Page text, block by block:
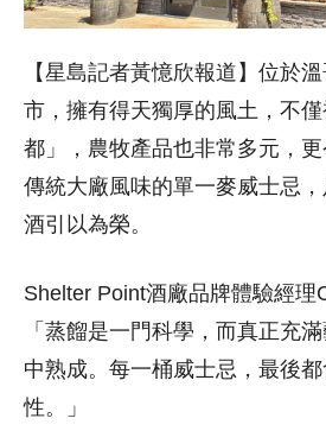
【星島記者黃憶欣報道】位於
市，擁有得天獨厚的風土，不
都」，農牧產品也非常多元，
傳統大廠風味的單一麥威士忌
酒引以為榮。
Shelter Point酒廠品牌體驗經理
「蒸餾是一門科學，而真正充
中熟成。每一桶威士忌，最後
性。」